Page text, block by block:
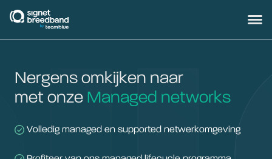
signetbreedband
Nergens omkijken naar
met onze Managed networks
Volledig managed en supported netwerkomgeving